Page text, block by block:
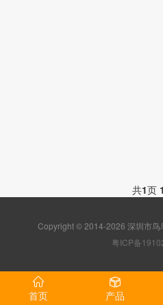
共1页 1
Copyright © 2014-2026 深圳市鸟
粤ICP备
首页 产品